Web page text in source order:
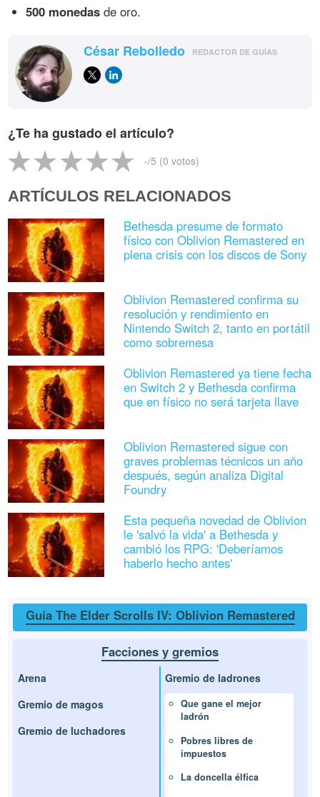
500 monedas de oro.
César Rebolledo REDACTOR DE GUÍAS
¿Te ha gustado el artículo?
-/5 (0 votos)
ARTÍCULOS RELACIONADOS
Bethesda presume de formato
físico con Oblivion Remastered en
plena crisis con los discos de Sony
Oblivion Remastered confirma su
resolución y rendimiento en
Nintendo Switch 2, tanto en portátil
como sobremesa
Oblivion Remastered ya tiene fecha
en Switch 2 y Bethesda confirma
que en físico no será tarjeta llave
Oblivion Remastered sigue con
graves problemas técnicos un año
después, según analiza Digital
Foundry
Esta pequeña novedad de Oblivion
le 'salvó la vida' a Bethesda y
cambió los RPG: 'Deberíamos
haberlo hecho antes'
Guía The Elder Scrolls IV: Oblivion Remastered
Facciones y gremios
Arena
Gremio de magos
Gremio de luchadores
Gremio de ladrones
Que gane el mejor
ladrón
Pobres libres de
impuestos
La doncella élfica